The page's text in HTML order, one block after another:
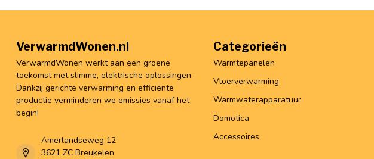
VerwarmdWonen.nl
VerwarmdWonen werkt aan een groene
toekomst met slimme, elektrische oplossingen.
Dankzij gerichte verwarming en efficiënte
productie verminderen we emissies vanaf het
begin!
Amerlandseweg 12
3621 ZC Breukelen
Categorieën
Warmtepanelen
Vloerverwarming
Warmwaterapparatuur
Domotica
Accessoires